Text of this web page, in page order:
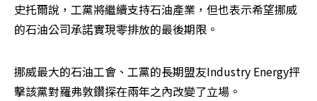
史托爾說，工黨將繼續支持石油產業，但也表示希望挪威
的石油公司承諾實現零排放的最後期限。
挪威最大的石油工會、工黨的長期盟友Industry Energy抨
擊該黨對羅弗敦鑽探在兩年之內改變了立場。